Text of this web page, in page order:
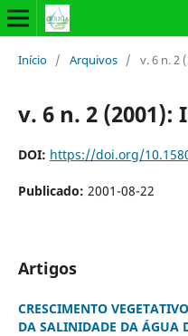
Início / Arquivos / v. 6 n. 2
v. 6 n. 2 (2001):
DOI: https://doi.org/
Publicado: 2001-08-22
Artigos
CRESCIMENTO
DA SALINIDADE DA ÁGUA